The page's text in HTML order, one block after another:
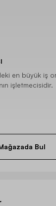
en büyük iş
işletmecisidir.
Bul